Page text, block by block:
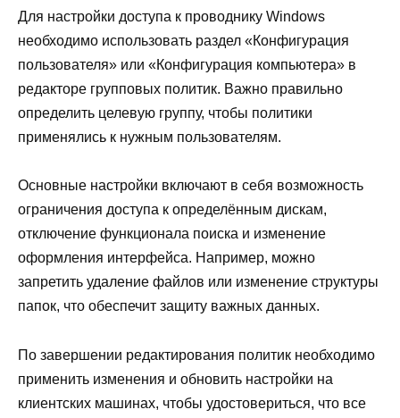
Для настройки доступа к проводнику Windows
необходимо использовать раздел «Конфигурация
пользователя» или «Конфигурация компьютера» в
редакторе групповых политик. Важно правильно
определить целевую группу, чтобы политики
применялись к нужным пользователям.
Основные настройки включают в себя возможность
ограничения доступа к определённым дискам,
отключение функционала поиска и изменение
оформления интерфейса. Например, можно
запретить удаление файлов или изменение структуры
папок, что обеспечит защиту важных данных.
По завершении редактирования политик необходимо
применить изменения и обновить настройки на
клиентских машинах, чтобы удостовериться, что все